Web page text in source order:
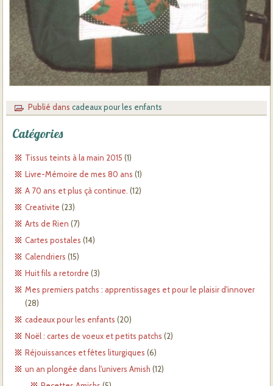
Publié dans cadeaux pour les enfants
Catégories
Tissus teints à la main 2015 (1)
Livre-Mémoire de mes 80 ans (1)
A 70 ans et plus çà continue. (12)
Creativite (23)
Arts de Rien (7)
Cartes postales (14)
Calendriers (15)
Huit fils a retordre (3)
Mes premiers patchs : apprentissages et pour le plaisir d'innover
(28)
cadeaux pour les enfants (20)
Noël : cartes de voeux et petits patchs (2)
Réjouissances et fêtes liturgiques (6)
un an plongée dans l'univers Amish (12)